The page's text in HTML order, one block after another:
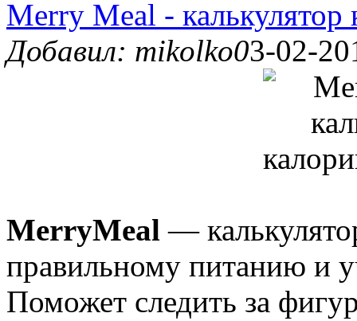
Merry Meal -
Добавил: mikolko03-02-
MerryMeal —
правильному питанию и
Поможет следить за